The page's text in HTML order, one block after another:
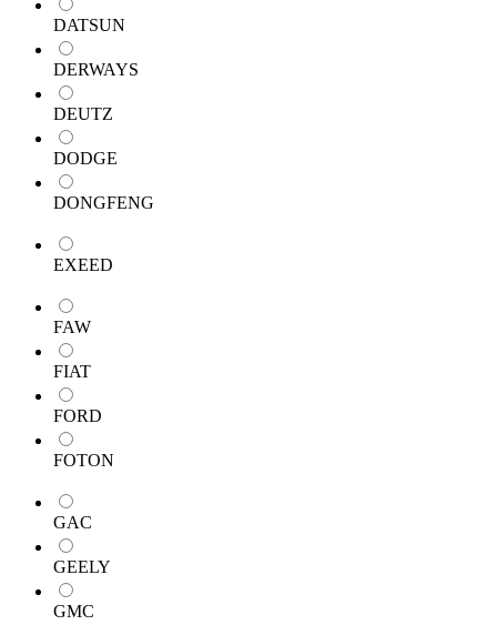
DATSUN
DERWAYS
DEUTZ
DODGE
DONGFENG
EXEED
FAW
FIAT
FORD
FOTON
GAC
GEELY
GMC